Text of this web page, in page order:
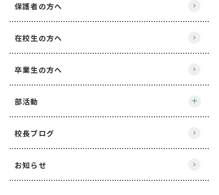
保護者の方へ
在校生の方へ
卒業生の方へ
部活動
校長ブログ
お知らせ